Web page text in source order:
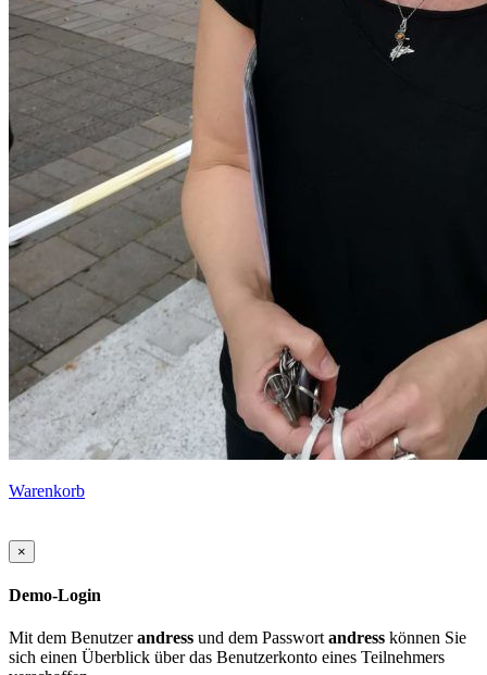
Warenkorb
×
Demo-Login
Mit dem Benutzerandress und dem Passwort andress können Sie
sich einen Überblick über das Benutzerkonto eines Teilnehmers